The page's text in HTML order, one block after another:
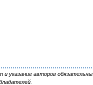
указание авторов обязательны.